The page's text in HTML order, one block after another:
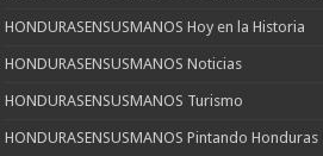
HONDURASENSUSMANOS Hoy en la Historia
HONDURASENSUSMANOS Noticias
HONDURASENSUSMANOS Turismo
HONDURASENSUSMANOS Pintando Honduras